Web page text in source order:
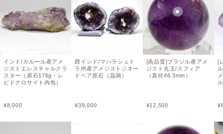
インド/カルール産アメ
ジストエレスチャルクラ
スター（原石176g・レ
ピドクロサイト内包）
¥8,000
西インド/マハラシュト
ラ州産アメジストジオー
ドペア原石（晶洞）
¥39,000
[高品質]ブラジル産アメ
ジスト丸玉/スフィア
（直径46.3mm）
¥12,500
[
¥